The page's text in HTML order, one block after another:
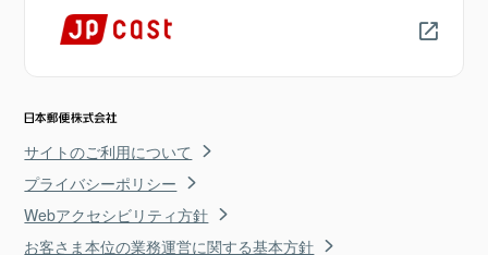
サイトのご利用について
プライバシーポリシー
Webアクセシビリティ方針
お客さま本位の業務運営に関する基本方針